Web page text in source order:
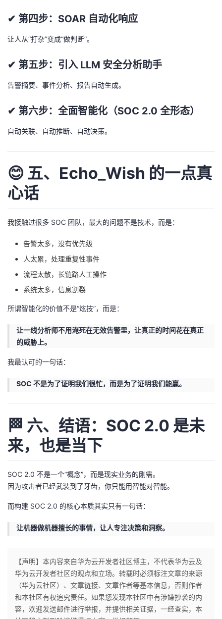
✔ 第四步：SOAR 自动化响应
让人从“打杂”变成“做判断”。
✔ 第五步：引入 LLM 安全分析助手
告警摘要、事件分析、报告自动生成。
✔ 第六步：全面智能化（SOC 2.0 全形态）
自动关联、自动推断、自动决策。
😊 五、Echo_Wish 的一点真
心话
我接触过很多 SOC 团队，最大的问题不是技术，而是：
告警太多，没有优先级
人太累，处理重复性事件
流程太散，长链路人工操作
系统太多，信息割裂
所谓智能化的价值不是“炫技”，而是：
让一线分析师不用淹死在无效告警里，让真正的时间花在真正
的威胁上。
我最认可的一句话：
SOC 不是为了证明我们很忙，而是为了证明我们能赢。
🏁 六、结语：SOC 2.0 是未
来，也是当下
SOC 2.0 不是一个“概念”，而是现实业务的刚需。
因为攻击者已经武装到了牙齿，你只能用智能对智能。
而构建 SOC 2.0 的核心本质其实只有一句话：
让机器做机器擅长的事情，让人专注决策和洞察。
【声明】本内容来自华为云开发者社区博主，不代表华为云及
华为云开发者社区的观点和立场。转载时必须标注文章的来源
（华为云社区）、文章链接、文章作者等基本信息，否则作者
和本社区有权追究责任。如果您发现本社区中有涉嫌抄袭的内
容，欢迎发送邮件进行举报，并提供相关证据，一经查实，本